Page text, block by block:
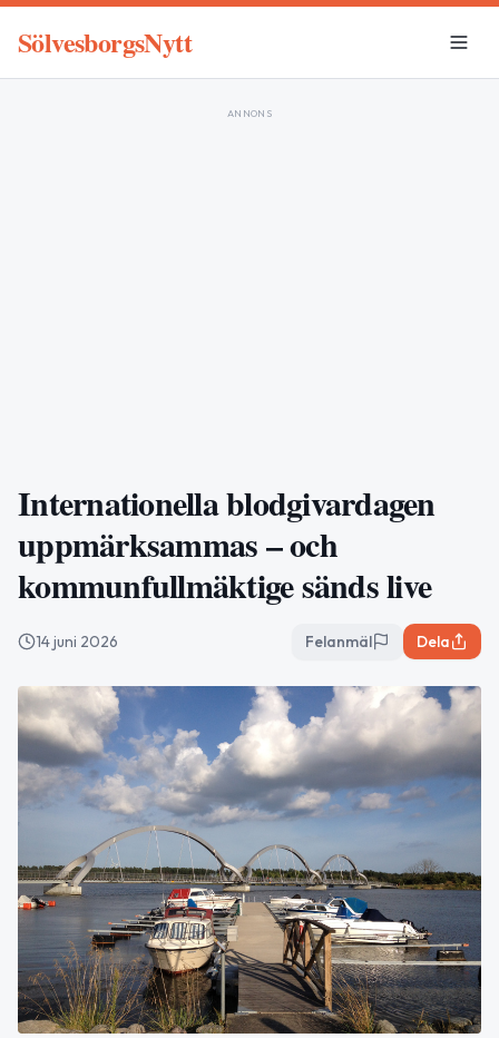
SölvesborgsNytt
ANNONS
Internationella blodgivardagen
uppmärksammas – och
kommunfullmäktige sänds live
14 juni 2026 Felanmäl Dela